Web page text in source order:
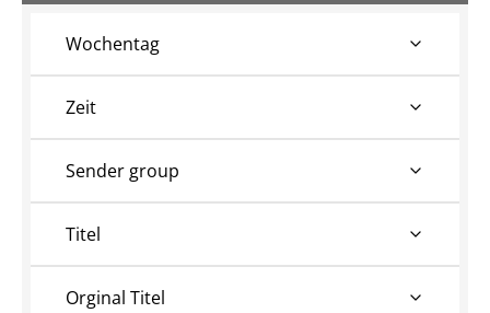
Wochentag
Zeit
Sender group
Titel
Orginal Titel